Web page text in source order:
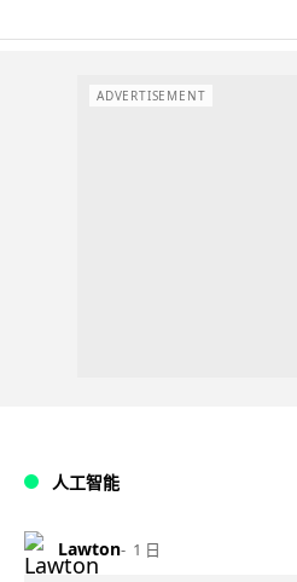
ADVERTISEMENT
人工智能
Lawton 1 日